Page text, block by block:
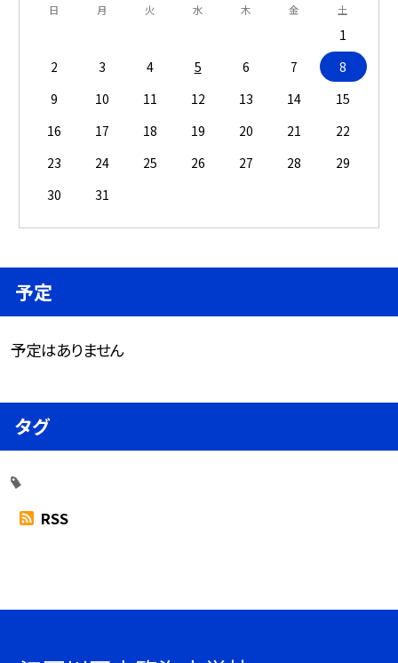
日 月 火 水 木 金 土
1
2
3 4 5 6 7
8
9
10 11 12 13 14
15
16
17 18 19 20 21
22
23
24 25 26 27 28
29
30
31
予定
予定はありません
タグ
RSS